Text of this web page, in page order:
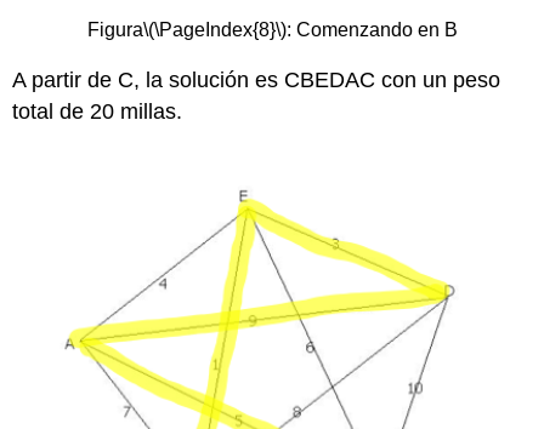
Figura\(\PageIndex{8}\): Comenzando en B
A partir de C, la solución es CBEDAC con un peso
total de 20 millas.